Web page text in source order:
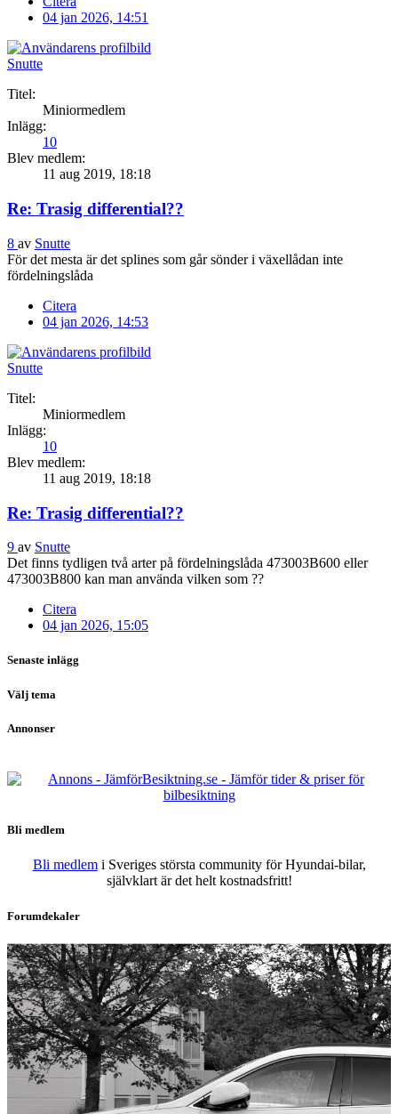
04 jan 2026, 14:51
Snutte
Titel:
Miniormedlem
Inlägg:
10
Blev medlem:
11 aug 2019, 18:18
Re: Trasig differential??
8 av Snutte
För det mesta är det splines som går sönder i växellådan inte
fördelningslåda
Citera
04 jan 2026, 14:53
Snutte
Titel:
Miniormedlem
Inlägg:
10
Blev medlem:
11 aug 2019, 18:18
Re: Trasig differential??
9 av Snutte
Det finns tydligen två arter på fördelningslåda 473003B600 eller
473003B800 kan man använda vilken som ??
Citera
04 jan 2026, 15:05
Senaste inlägg
Välj tema
Annonser
Bli medlem
Bli medlemi Sveriges största community för Hyundai-bilar,
självklart är det helt kostnadsfritt!
Forumdekaler